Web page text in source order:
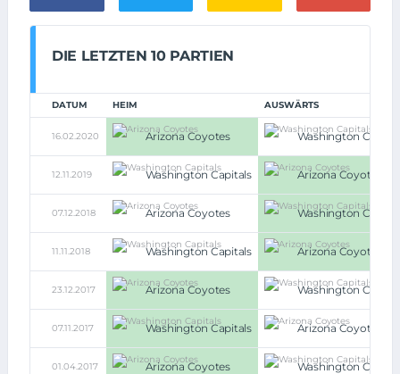
DIE LETZTEN 10 PARTIEN
DATUM HEIM AUSWÄRTS
16.02.2020 Arizona Coyotes Washington
12.11.2019 Washington Capitals Arizona Coyotes
07.12.2018 Arizona Coyotes Washington
11.11.2018 Washington Capitals Arizona Coyotes
23.12.2017 Arizona Coyotes Washington
07.11.2017 Washington Capitals Arizona Coyotes
01.04.2017 Arizona Coyotes Washington